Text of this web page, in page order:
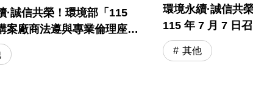
·誠信共榮！環境部「115
案廠商法遵與專業倫理座談
落幕
環境永續·誠信共
115 年 7 月 7 日
與專業倫理座談會
其他